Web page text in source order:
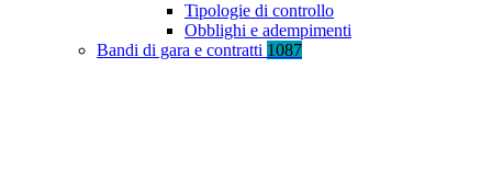
Tipologie di controllo
Obblighi e adempimenti
Bandi di gara e contratti 1087